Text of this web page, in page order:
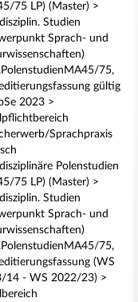
75 LP) (Master) >
Studien
Sprach- und
75,
gültig
2023 >
Sprachpraxis
Polenstudien
75 LP) (Master) >
Studien
Sprach- und
75,
(WS
14 - WS 2022/23) >